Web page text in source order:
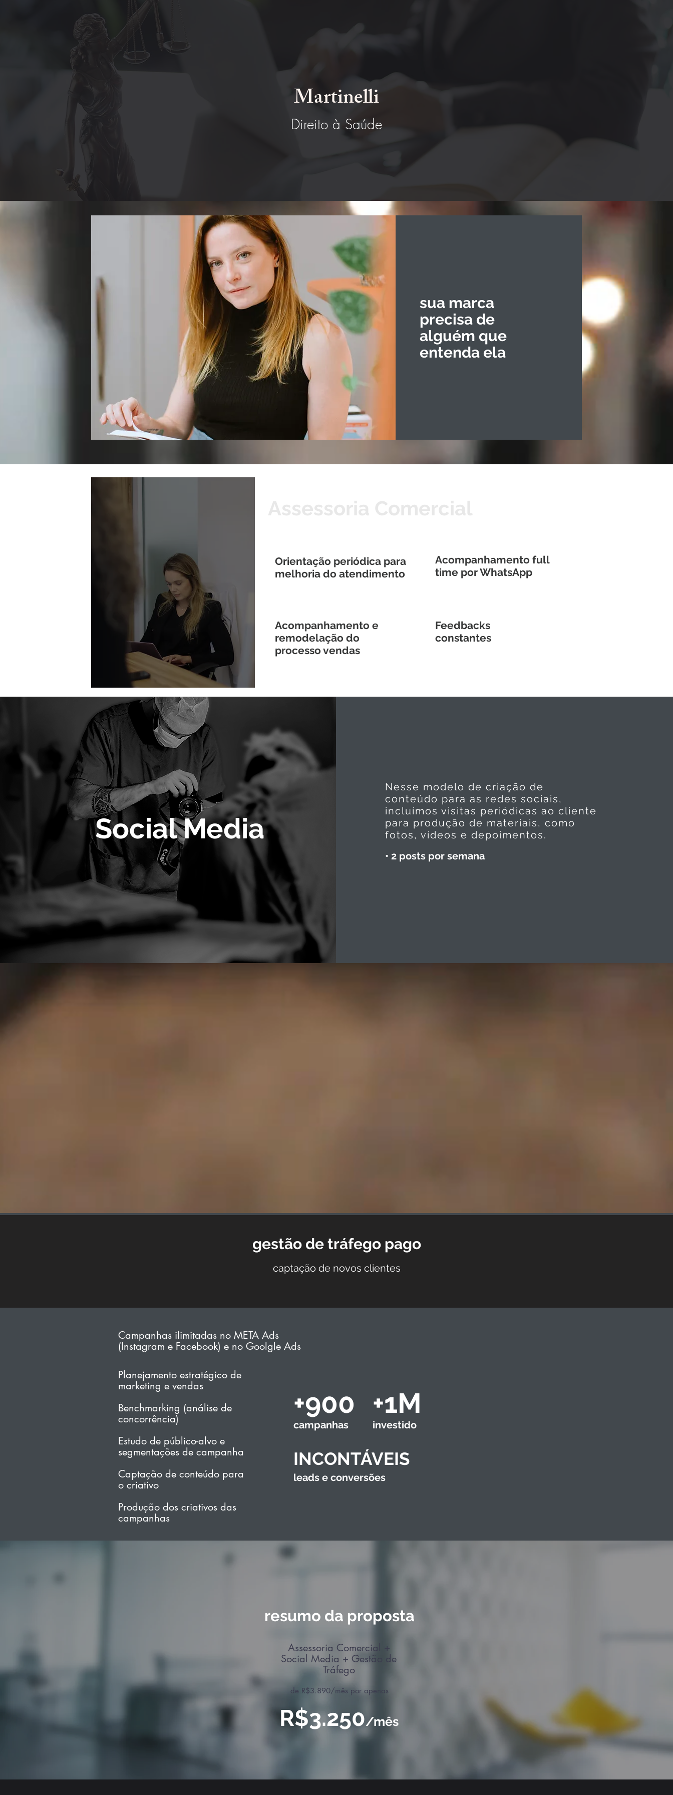
Martinelli
Direito à Saúde
sua marca
precisa de
alguém que
entenda ela
Orientação periódica para
melhoria do atendimento
Acompanhamento full
time por WhatsApp
Acompanhamento e
remodelação do
processo vendas
Feedbacks
constantes
Social Media
Nesse modelo de criação de
conteúdo para as redes sociais,
incluímos visitas periódicas ao cliente
para produção de materiais, como
fotos, vídeos e depoimentos.
• 2 posts por semana
gestão de tráfego pago
captação de novos clientes
Campanhas ilimitadas no META Ads
(Instagram e Facebook) e no Goolgle Ads
Planejamento estratégico de
marketing e vendas
Benchmarking (análise de
concorrência)
Estudo de público-alvo e
segmentações de campanha
Captação de conteúdo para
o criativo
Produção dos criativos das
campanhas
+900
campanhas
+1M
investido
INCONTÁVEIS
leads e conversões
Assessoria Comercial +
Social Media + Gestão de
Tráfego
de R$3.890/mês por apenas
resumo da proposta
R$3.250/mês